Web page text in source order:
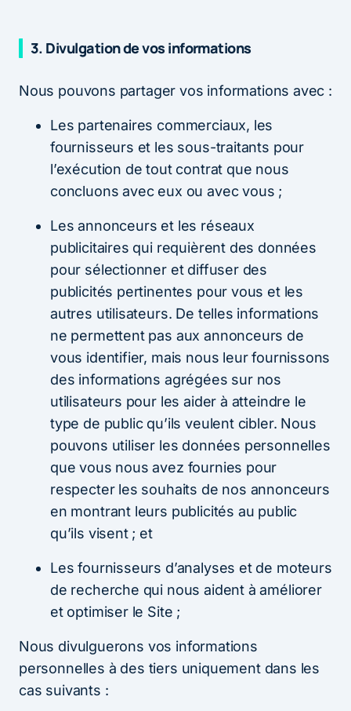
3. Divulgation de vos informations
Nous pouvons partager vos informations avec :
Les partenaires commerciaux, les
fournisseurs et les sous-traitants pour
l’exécution de tout contrat que nous
concluons avec eux ou avec vous ;
Les annonceurs et les réseaux
publicitaires qui requièrent des données
pour sélectionner et diffuser des
publicités pertinentes pour vous et les
autres utilisateurs. De telles informations
ne permettent pas aux annonceurs de
vous identifier, mais nous leur fournissons
des informations agrégées sur nos
utilisateurs pour les aider à atteindre le
type de public qu’ils veulent cibler. Nous
pouvons utiliser les données personnelles
que vous nous avez fournies pour
respecter les souhaits de nos annonceurs
en montrant leurs publicités au public
qu’ils visent ; et
Les fournisseurs d’analyses et de moteurs
de recherche qui nous aident à améliorer
et optimiser le Site ;
Nous divulguerons vos informations
personnelles à des tiers uniquement dans les
cas suivants :